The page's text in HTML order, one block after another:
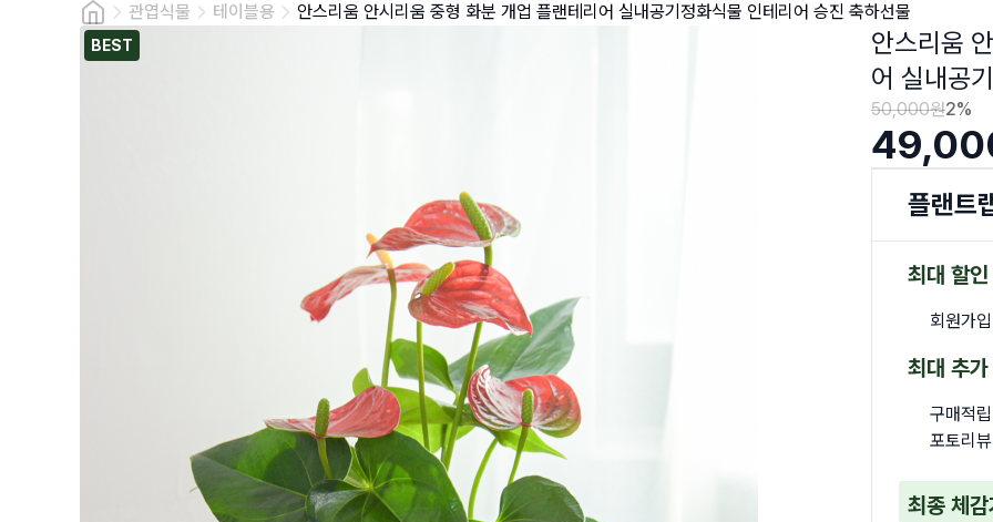
관엽식물 테이블용 안스리움 안시리움 중형 화분 개업 플랜테리어 실내공기정화식물 인테리어 승진 축하선물
BEST
안스리움
어 실내공
50,000원2%
플랜트
최대 할
회원가입
최대 추
구매적립
포토리뷰
최종 체